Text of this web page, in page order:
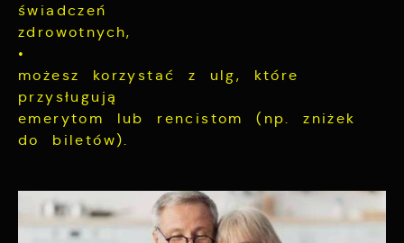
świadczeń
zdrowotnych,
•
możesz korzystać z ulg, które
przysługują
emerytom lub rencistom (np. zniżek
do biletów).